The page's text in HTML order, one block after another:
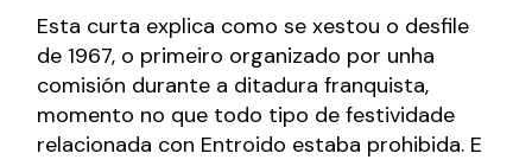
Esta curta explica como se xestou o desfile
de 1967, o primeiro organizado por unha
comisión durante a ditadura franquista,
momento no que todo tipo de festividade
relacionada con Entroido estaba prohibida. E